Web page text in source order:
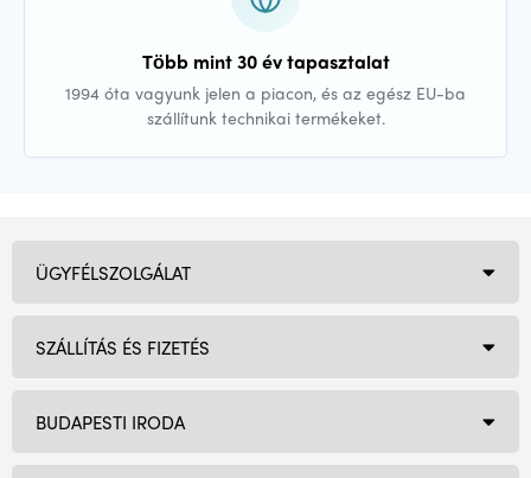
Több mint 30 év tapasztalat
1994 óta vagyunk jelen a piacon, és az egész EU-ba
szállítunk technikai termékeket.
BUDAPESTI IRODA
ÜGYFÉLSZOLGÁLAT
SZÁLLÍTÁS ÉS FIZETÉS